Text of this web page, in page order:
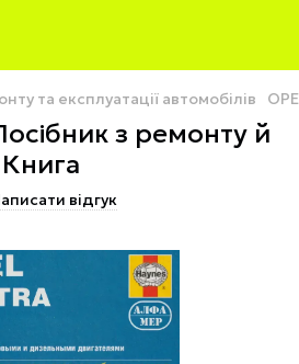
та експлуатації автомобілів
з ремонту й
Книга
відгук